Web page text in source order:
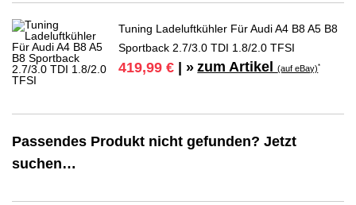
Tuning Ladeluftkühler Für Audi A4 B8 A5 B8
Sportback 2.7/3.0 TDI 1.8/2.0 TFSI
419,99 € | » zum Artikel(auf eBay)*
Passendes Produkt nicht gefunden? Jetzt
suchen…